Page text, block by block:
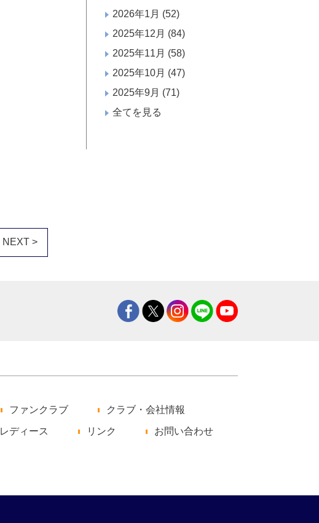
2026年1月 (52)
2025年12月 (84)
2025年11月 (58)
2025年10月 (47)
2025年9月 (71)
全てを見る
NEXT >
ファンクラブ クラブ・会社情報
レディース リンク お問い合わせ